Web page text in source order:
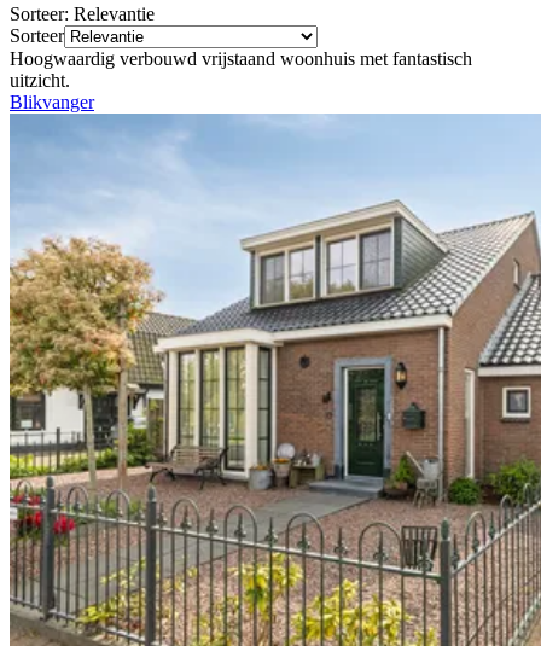
Sorteer: Relevantie
Sorteer
Hoogwaardig verbouwd vrijstaand woonhuis met fantastisch
uitzicht.
Blikvanger